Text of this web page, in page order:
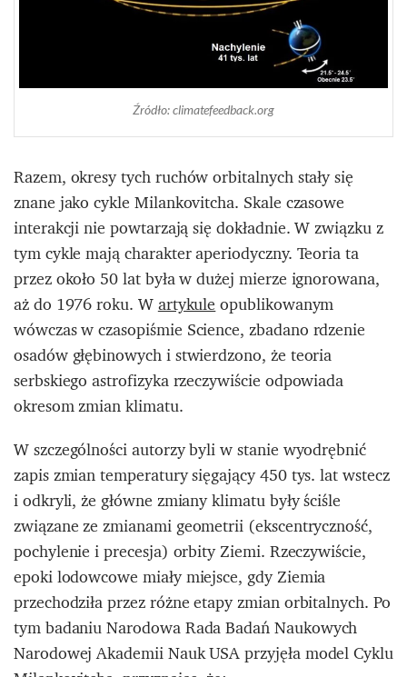
Źródło: climatefeedback.org
Razem, okresy tych ruchów orbitalnych stały się
znane jako cykle Milankovitcha. Skale czasowe
interakcji nie powtarzają się dokładnie.W związku z
tym cykle mają charakter aperiodyczny. Teoria ta
przez około 50 lat była w dużej mierze ignorowana,
aż do 1976 roku. Wartykuleopublikowanym
wówczas w czasopiśmie Science, zbadano rdzenie
osadów głębinowych i stwierdzono, że teoria
serbskiego astrofizyka rzeczywiście odpowiada
okresom zmian klimatu.
W szczególności autorzy byli w stanie wyodrębnić
zapis zmian temperatury sięgający 450 tys. lat wstecz
i odkryli, że główne zmiany klimatu były ściśle
związane ze zmianami geometrii (ekscentryczność,
pochylenie i precesja) orbity Ziemi. Rzeczywiście,
epoki lodowcowe miały miejsce, gdy Ziemia
przechodziła przez różne etapy zmian orbitalnych. Po
tym badaniu Narodowa Rada Badań Naukowych
Narodowej Akademii Nauk USA przyjęła model Cyklu